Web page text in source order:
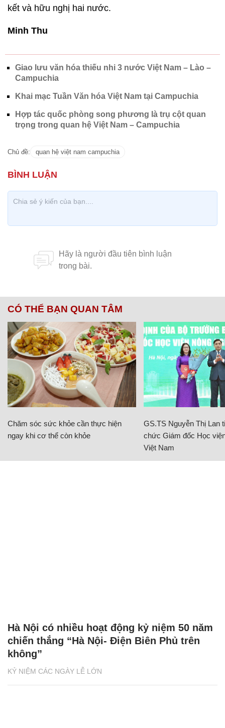
kết và hữu nghị hai nước.
Minh Thu
Giao lưu văn hóa thiếu nhi 3 nước Việt Nam – Lào –
Campuchia
Khai mạc Tuần Văn hóa Việt Nam tại Campuchia
Hợp tác quốc phòng song phương là trụ cột quan
trọng trong quan hệ Việt Nam – Campuchia
Chủ đề: quan hệ việt nam campuchia
CÓ THỂ BẠN QUAN TÂM
Chăm sóc sức khỏe cần thực hiện
ngay khi cơ thể còn khỏe
GS.TS Nguyễn Thị Lan
chức Giám đốc Học
Việt Nam
KỶ NIỆM CÁC NGÀY LỄ LỚN
Hà Nội có nhiều hoạt động kỷ niệm 50 năm
chiến thắng “Hà Nội- Điện Biên Phủ trên
không”